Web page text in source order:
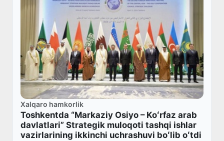
Xalqaro hamkorlik
Toshkentda “Markaziy Osiyo – Koʻrfaz arab
davlatlari” Strategik muloqoti tashqi ishlar
vazirlarining ikkinchi uchrashuvi boʻlib oʻtdi